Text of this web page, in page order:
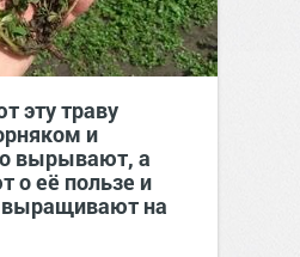
эту траву
и
вырывают, а
о её пользе и
выращивают на